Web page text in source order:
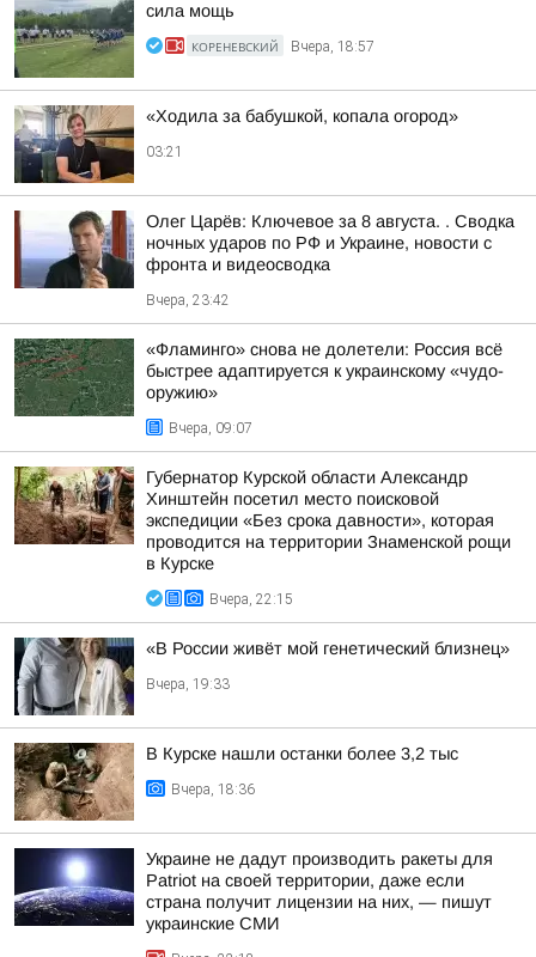
сила мощь
КОРЕНЕВСКИЙ Вчера, 18:57
«Ходила за бабушкой, копала огород»
03:21
Олег Царёв: Ключевое за 8 августа. . Сводка
ночных ударов по РФ и Украине, новости с
фронта и видеосводка
Вчера, 23:42
«Фламинго» снова не долетели: Россия всё
быстрее адаптируется к украинскому «чудо-
оружию»
Вчера, 09:07
Губернатор Курской области Александр
Хинштейн посетил место поисковой
экспедиции «Без срока давности», которая
проводится на территории Знаменской рощи
в Курске
Вчера, 22:15
«В России живёт мой генетический близнец»
Вчера, 19:33
В Курске нашли останки более 3,2 тыс
Вчера, 18:36
Украине не дадут производить ракеты для
Patriot на своей территории, даже если
страна получит лицензии на них, — пишут
украинские СМИ